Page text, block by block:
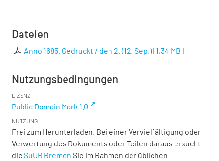
Dateien
Anno 1685. Gedruckt / den 2. (12. Sep.)[1,34 MB]
Nutzungsbedingungen
LIZENZ
Public Domain Mark 1.0
NUTZUNG
Frei zum Herunterladen. Bei einer Vervielfältigung oder
Verwertung des Dokuments oder Teilen daraus ersucht
die SuUB Bremen Sie im Rahmen der üblichen